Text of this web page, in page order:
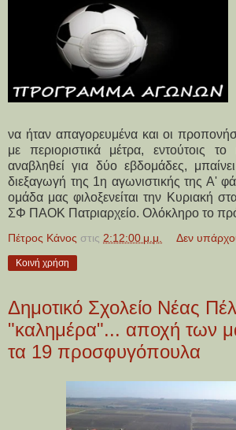
να ήταν απαγορευμένα και οι
με περιοριστικά μέτρα, εντούτοις
αναβληθεί για δύο εβδομάδες,
διεξαγωγή της 1η αγωνιστικής της Α'
ομάδα μας φιλοξενείται την Κυριακή
ΣΦ ΠΑΟΚ Πατριαρχείο. Ολόκληρο το
Πέτρος Κάνος στις 2:12:00 μ.μ. Δεν
Κοινή χρήση
Δημοτικό Σχολείο Νέας
"καλημέρα"... αποχή των
τα 19 προσφυγόπουλα